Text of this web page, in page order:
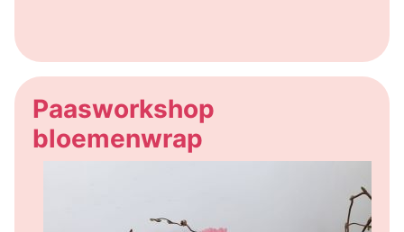
Paasworkshop
bloemenwrap